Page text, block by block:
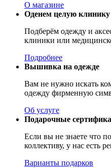
О магазине
Оденем целую клинику
Подберём одежду и
клиники или
Подробнее
Вышивка на одежде
Вам не нужно искать
одежду фирменную
Об услуге
Подарочные
Если вы не знаете что
коллективу, у нас есть
Варианты подарков